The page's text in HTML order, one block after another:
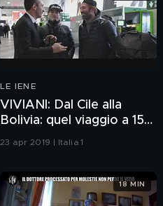
LE IENE
VIVIANI: Dal Cile alla
Bolivia: quel viaggio a 15
anni per vincere la droga
23 apr 2019 | Italia 1
18 MIN